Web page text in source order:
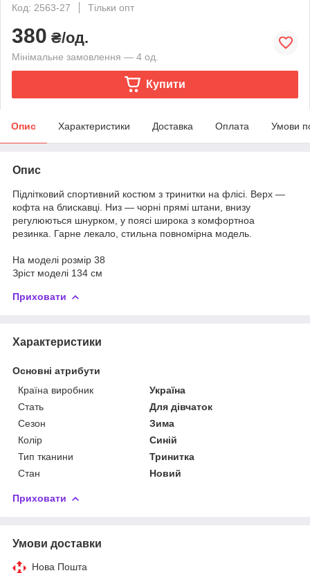
Код: 2563-27
Тільки опт
380 ₴/од.
Мінімальне замовлення — 4 од.
Купити
Опис Характеристики Доставка Оплата Умови
Опис
Підлітковий спортивний костюм з тринитки на флісі. Верх —
кофта на блискавці. Низ — чорні прямі штани, внизу
регулюються шнурком, у поясі широка з комфортноа
резинка. Гарне лекало, стильна повномірна модель.
На моделі розмір 38
Зріст моделі 134 см
Приховати
Характеристики
Основні атрибути
Країна виробник
Україна
Стать
Для дівчаток
Сезон
Зима
Колір
Синій
Тип тканини
Тринитка
Стан
Новий
Приховати
Умови доставки
Нова Пошта